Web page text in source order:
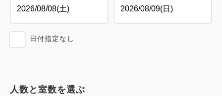
日付指定なし
人数と室数を選ぶ